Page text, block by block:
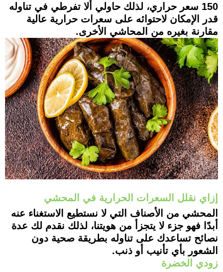
150 سعر حراري، لذلك حاولي ألا تفرطي في تناوله
قدر الإمكان لاحتوائه على سعرات حرارية عالية
مقارنة بغيره من المحاشي الأخرى.
إزاي نقلل السعرات الحرارية في المحشي
المحشي من الأصناف التي لا نستطيع الاستغناء عنه
أبدًا فهو جزء لا يتجزأ من هويتنا، لذلك نقدم لك عدة
نصائح تساعدك على تناوله بطريقة صحية دون
الشعور بأي تأنيب أو ذنب.
زودي الخضرة